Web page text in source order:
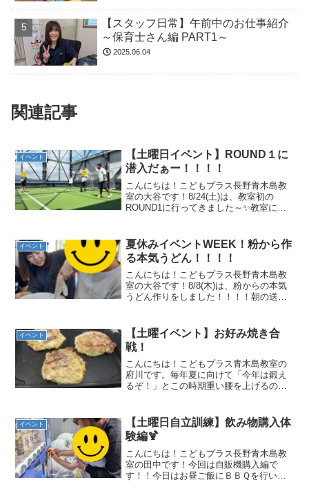
【スタッフ日常】午前中のお仕事紹介
～保育士さん編 PART1～
2025.06.04
関連記事
イベント
【土曜日イベント】ROUND１に
潜入だぁー！！！！
こんにちは！こどもプラス長野青木島教
室の大谷です！8/24(土)は、教室初の
ROUND1に行ってきました～✨教室に着
こども達😊教室イベントとしてROUND1
に行くのも初で...
イベント
夏休みイベントWEEK！粉から作
る本気うどん！！！！
こんにちは！こどもプラス長野青木島教
室の大谷です！8/8(木)は、粉からの本気
うどん作りをしました！！！！朝の送迎
寒天も作る予定だったため、うどんを作
る班、牛乳寒天を作...
イベント
【土曜イベント】お好み焼き合
戦！
こんにちは！こどもプラス青木島教室の
府川です。毎年夏に向けて「今年は鍛え
るぞ！」とこの時期重い腰を上げるので
しかなさそうですね。ということで今回
の土曜日イベントはお好み...
イベント
【土曜日自立訓練】飲み物購入体
験編🍹
こんにちは！こどもプラス長野青木島教
室の田中です！今回は自販機購入編で
す！！今日はお昼ご飯にＢＢＱを行いま